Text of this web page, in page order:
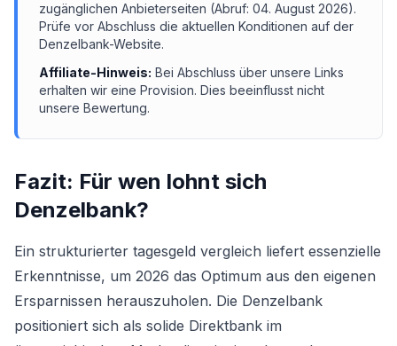
zugänglichen Anbieterseiten (Abruf: 04. August 2026).
Prüfe vor Abschluss die aktuellen Konditionen auf der
Denzelbank-Website.
Affiliate-Hinweis: Bei Abschluss über unsere Links
erhalten wir eine Provision. Dies beeinflusst nicht
unsere Bewertung.
Fazit: Für wen lohnt sich
Denzelbank?
Ein strukturierter tagesgeld vergleich liefert essenzielle
Erkenntnisse, um 2026 das Optimum aus den eigenen
Ersparnissen herauszuholen. Die Denzelbank
positioniert sich als solide Direktbank im